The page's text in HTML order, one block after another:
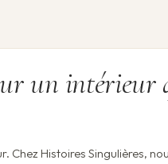
un intérieur
Chez Histoires Singulières,